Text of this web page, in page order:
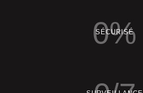
0%
SÉCURISÉ